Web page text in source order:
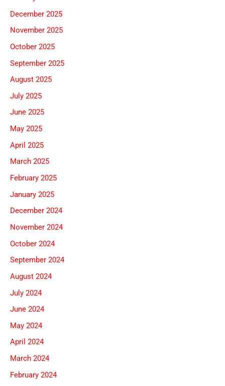
December 2025
November 2025
October 2025
September 2025
August 2025
July 2025
June 2025
May 2025
April 2025
March 2025
February 2025
January 2025
December 2024
November 2024
October 2024
September 2024
August 2024
July 2024
June 2024
May 2024
April 2024
March 2024
February 2024